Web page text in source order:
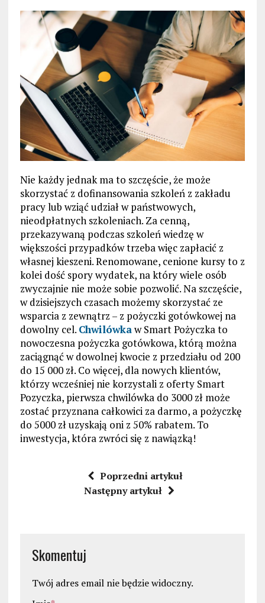
Nie każdy jednak ma to szczęście, że może
skorzystać z dofinansowania szkoleń z zakładu
pracy lub wziąć udział w państwowych,
nieodpłatnych szkoleniach. Za cenną,
przekazywaną podczas szkoleń wiedzę w
większości przypadków trzeba więc zapłacić z
własnej kieszeni. Renomowane, cenione kursy to z
kolei dość spory wydatek, na który wiele osób
zwyczajnie nie może sobie pozwolić. Na szczęście,
w dzisiejszych czasach możemy skorzystać ze
wsparcia z zewnątrz – z pożyczki gotówkowej na
dowolny cel. Chwilówkaw Smart Pożyczka to
nowoczesna pożyczka gotówkowa, którą można
zaciągnąć w dowolnej kwocie z przedziału od 200
do 15 000 zł. Co więcej, dla nowych klientów,
którzy wcześniej nie korzystali z oferty Smart
Pozyczka, pierwsza chwilówka do 3000 zł może
zostać przyznana całkowici za darmo, a pożyczkę
do 5000 zł uzyskają oni z 50% rabatem. To
inwestycja, która zwróci się z nawiązką!
Poprzedni artykuł
Następny artykuł
Skomentuj
Twój adres email nie będzie widoczny.